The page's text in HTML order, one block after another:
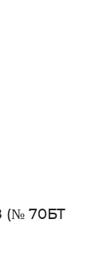
(№ 70БТ